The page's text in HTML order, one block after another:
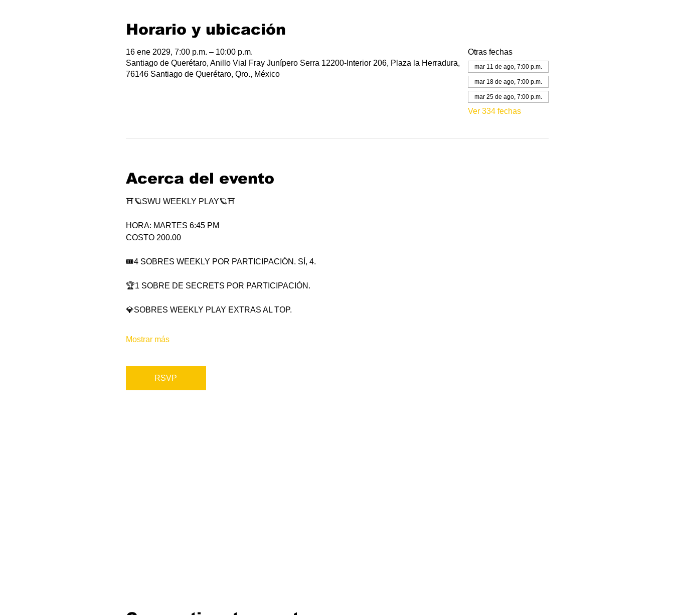
Horario y ubicación
16 ene 2029, 7:00 p.m. – 10:00 p.m.
Santiago de Querétaro, Anillo Vial Fray Junípero Serra 12200-Interior 206, Plaza la Herradura,
76146 Santiago de Querétaro, Qro., México
Otras fechas
mar 11 de ago, 7:00 p.m.
mar 18 de ago, 7:00 p.m.
mar 25 de ago, 7:00 p.m.
Ver 334 fechas
Acerca del evento
⛩🪐SWU WEEKLY PLAY🪐⛩
HORA: MARTES 6:45 PM
COSTO 200.00
🎟4 SOBRES WEEKLY POR PARTICIPACIÓN. SÍ, 4.
🏆1 SOBRE DE SECRETS POR PARTICIPACIÓN.
💎SOBRES WEEKLY PLAY EXTRAS AL TOP.
Mostrar más
RSVP